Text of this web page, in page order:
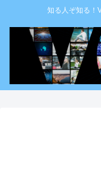
知る人ぞ知る！